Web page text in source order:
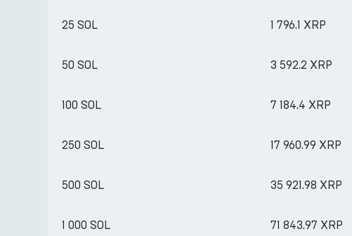
25 SOL 1 796.1 XRP
50 SOL 3 592.2 XRP
100 SOL 7 184.4 XRP
250 SOL 17 960.99 XRP
500 SOL 35 921.98 XRP
1 000 SOL 71 843.97 XRP